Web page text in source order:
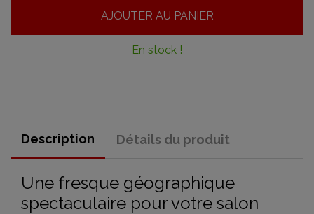
AJOUTER AU PANIER
En stock !
Description Détails du produit
Une fresque géographique
spectaculaire pour votre salon